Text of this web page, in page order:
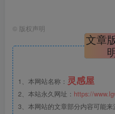
© 版权声明
文章
1、本网站名称： 灵感屋
2、本站永久网址： https://
3、本网站的文章部分内容可能